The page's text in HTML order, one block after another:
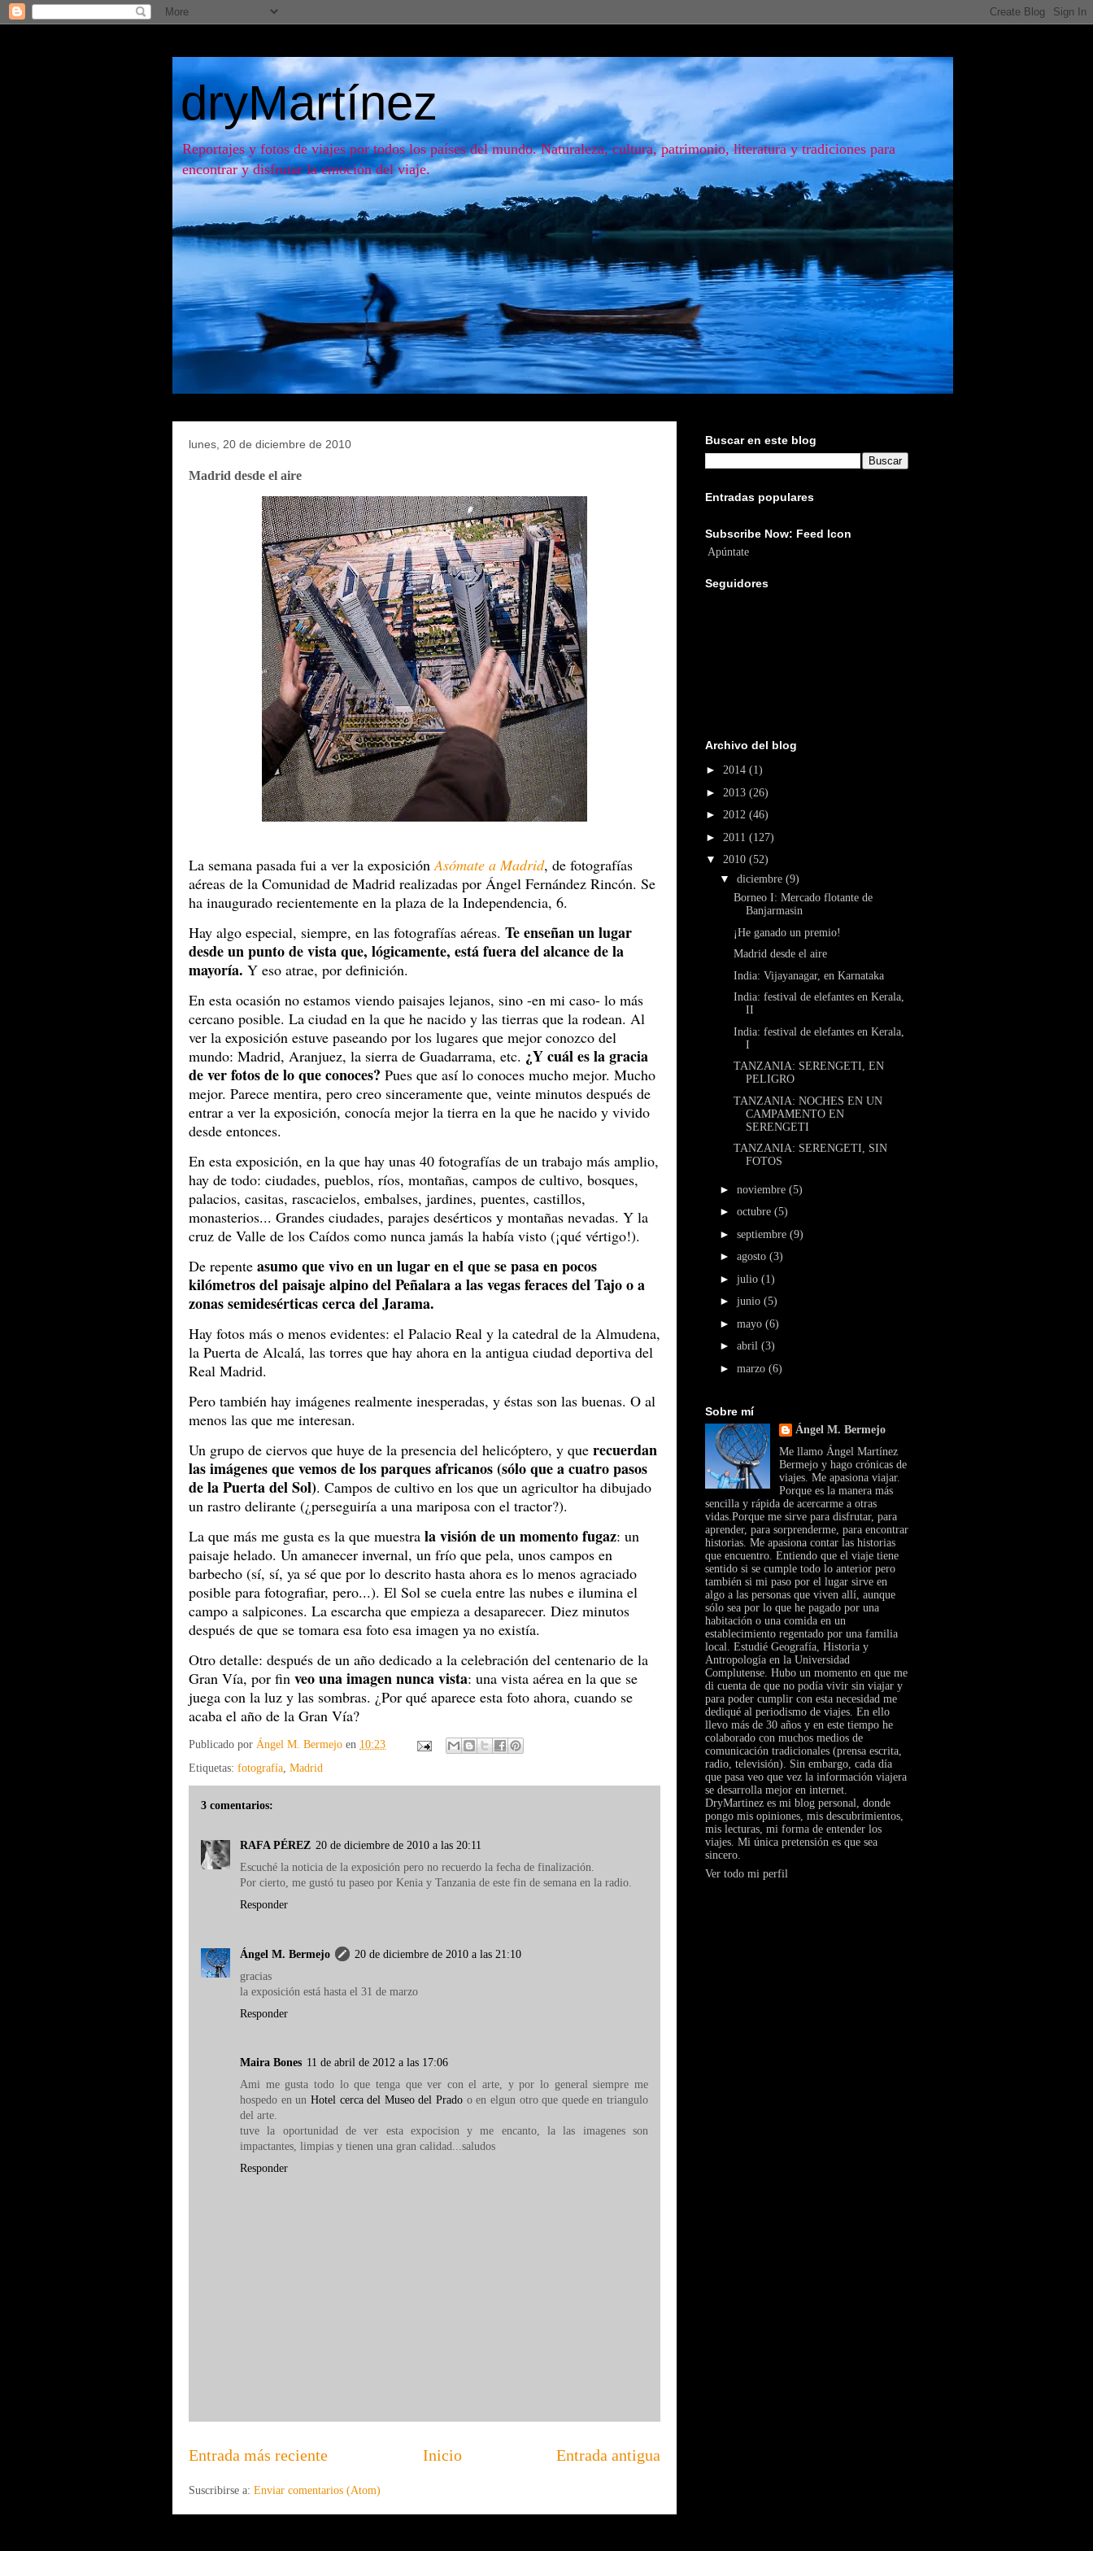
dryMartínez
Reportajes y fotos de viajes por todos los países del mundo. Naturaleza, cultura, patrimonio, literatura y tradiciones para
encontrar y disfrutar la emoción del viaje.
lunes, 20 de diciembre de 2010
Madrid desde el aire
La semana pasada fui a ver la exposiciónAsómate a Madrid, de fotografías
aéreas de la Comunidad de Madrid realizadas por Ángel Fernández Rincón. Se
ha inaugurado recientemente en la plaza de la Independencia, 6.
Hay algo especial, siempre, en las fotografías aéreas. Te enseñan un lugar
desde un punto de vista que, lógicamente, está fuera del alcance de la
mayoría. Y eso atrae, por definición.
En esta ocasión no estamos viendo paisajes lejanos, sino -en mi caso- lo más
cercano posible. La ciudad en la que he nacido y las tierras que la rodean. Al
ver la exposición estuve paseando por los lugares que mejor conozco del
mundo: Madrid, Aranjuez, la sierra de Guadarrama, etc. ¿Y cuál es la gracia
de ver fotos de lo que conoces? Pues que así lo conoces mucho mejor. Mucho
mejor. Parece mentira, pero creo sinceramente que, veinte minutos después de
entrar a ver la exposición, conocía mejor la tierra en la que he nacido y vivido
desde entonces.
En esta exposición, en la que hay unas 40 fotografías de un trabajo más amplio,
hay de todo: ciudades, pueblos, ríos, montañas, campos de cultivo, bosques,
palacios, casitas, rascacielos, embalses, jardines, puentes, castillos,
monasterios... Grandes ciudades, parajes desérticos y montañas nevadas. Y la
cruz de Valle de los Caídos como nunca jamás la había visto (¡qué vértigo!).
De repente asumo que vivo en un lugar en el que se pasa en pocos
kilómetros del paisaje alpino del Peñalara a las vegas feraces del Tajo o a
zonas semidesérticas cerca del Jarama.
Hay fotos más o menos evidentes: el Palacio Real y la catedral de la Almudena,
la Puerta de Alcalá, las torres que hay ahora en la antigua ciudad deportiva del
Real Madrid.
Pero también hay imágenes realmente inesperadas, y éstas son las buenas. O al
menos las que me interesan.
Un grupo de ciervos que huye de la presencia del helicóptero, y que recuerdan
las imágenes que vemos de los parques africanos(sólo que a cuatro pasos
de la Puerta del Sol). Campos de cultivo en los que un agricultor ha dibujado
un rastro delirante (¿perseguiría a una mariposa con el tractor?).
La que más me gusta es la que muestra la visión de un momento fugaz: un
paisaje helado. Un amanecer invernal, un frío que pela, unos campos en
barbecho (sí, sí, ya sé que por lo descrito hasta ahora es lo menos agraciado
posible para fotografiar, pero...). El Sol se cuela entre las nubes e ilumina el
campo a salpicones. La escarcha que empieza a desaparecer. Diez minutos
después de que se tomara esa foto esa imagen ya no existía.
Otro detalle: después de un año dedicado a la celebración del centenario de la
Gran Vía, por fin veo una imagen nunca vista: una vista aérea en la que se
juega con la luz y las sombras. ¿Por qué aparece esta foto ahora, cuando se
acaba el año de la Gran Vía?
Publicado por Ángel M. Bermejo en 10:23
Etiquetas: fotografía, Madrid
3 comentarios:
RAFA PÉREZ 20 de diciembre de 2010 a las 20:11
Escuché la noticia de la exposición pero no recuerdo la fecha de finalización.
Por cierto, me gustó tu paseo por Kenia y Tanzania de este fin de semana en la radio.
Responder
Ángel M. Bermejo
20 de diciembre de 2010 a las 21:10
gracias
la exposición está hasta el 31 de marzo
Responder
Maira Bones 11 de abril de 2012 a las 17:06
Ami me gusta todo lo que tenga que ver con el arte, y por lo general siempre me
hospedo en un Hotel cerca del Museo del Prado o en elgun otro que quede en triangulo
del arte.
tuve la oportunidad de ver esta expocision y me encanto, la las imagenes son
impactantes, limpias y tienen una gran calidad...saludos
Responder
Entrada más reciente Entrada antigua
Inicio
Suscribirse a: Enviar comentarios (Atom)
Buscar en este blog
Entradas populares
Subscribe Now: Feed Icon
Apúntate
Seguidores
Archivo del blog
► 2014 (1)
► 2013 (26)
► 2012 (46)
► 2011 (127)
▼ 2010 (52)
▼ diciembre (9)
Borneo I: Mercado flotante de
Banjarmasin
¡He ganado un premio!
Madrid desde el aire
India: Vijayanagar, en Karnataka
India: festival de elefantes en Kerala,
II
India: festival de elefantes en Kerala,
I
TANZANIA: SERENGETI, EN
PELIGRO
TANZANIA: NOCHES EN UN
CAMPAMENTO EN
SERENGETI
TANZANIA: SERENGETI, SIN
FOTOS
► noviembre (5)
► octubre (5)
► septiembre (9)
► agosto (3)
► julio (1)
► junio (5)
► mayo (6)
► abril (3)
► marzo (6)
Sobre mí
Ángel M. Bermejo
Me llamo Ángel Martínez
Bermejo y hago crónicas de
viajes. Me apasiona viajar.
Porque es la manera más
sencilla y rápida de acercarme a otras
vidas.Porque me sirve para disfrutar, para
aprender, para sorprenderme, para encontrar
historias. Me apasiona contar las historias
que encuentro. Entiendo que el viaje tiene
sentido si se cumple todo lo anterior pero
también si mi paso por el lugar sirve en
algo a las personas que viven allí, aunque
sólo sea por lo que he pagado por una
habitación o una comida en un
establecimiento regentado por una familia
local. Estudié Geografía, Historia y
Antropología en la Universidad
Complutense. Hubo un momento en que me
di cuenta de que no podía vivir sin viajar y
para poder cumplir con esta necesidad me
dediqué al periodismo de viajes. En ello
llevo más de 30 años y en este tiempo he
colaborado con muchos medios de
comunicación tradicionales (prensa escrita,
radio, televisión). Sin embargo, cada día
que pasa veo que vez la información viajera
se desarrolla mejor en internet.
DryMartinez es mi blog personal, donde
pongo mis opiniones, mis descubrimientos,
mis lecturas, mi forma de entender los
viajes. Mi única pretensión es que sea
sincero.
Ver todo mi perfil